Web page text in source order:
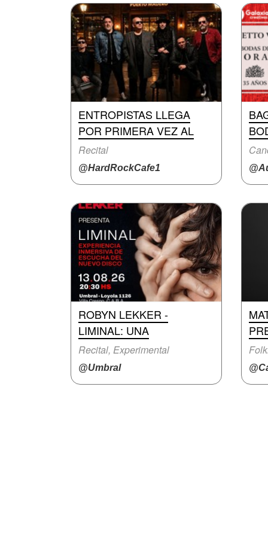
ENTROPISTAS LLEGA
POR PRIMERA VEZ AL
Recital
@HardRockCafe1
ROBYN LEKKER -
LIMINAL: UNA
Recital, Experimental
@Umbral